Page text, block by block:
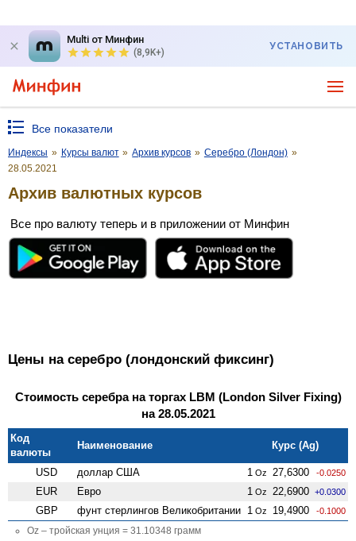
Multi от Минфин
(8,9K+)
УСТАНОВИТЬ
Все показатели
Индексы » Курсы валют » Архив курсов » Серебро (Лондон) »
28.05.2021
Архив валютных курсов
Все про валюту теперь и в приложении от Минфин
Цены на серебро (лондонский фиксинг)
Стоимость серебра на торгах LBM (London Silver Fixing)
на 28.05.2021
Код
валюты
Наименование Курс (Ag)
USD доллар США 1 Oz 27,6300 -0.0250
EUR Евро 1 Oz 22,6900 +0.0300
GBP фунт стерлингов Велико­британии 1 Oz 19,4900 -0.1000
Oz – тройская унция = 31.10348 грамм